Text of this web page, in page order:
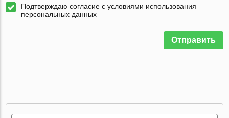
Подтверждаю согласие с условиями использования
персональных данных
Отправить